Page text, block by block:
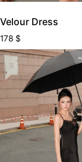
Velour Dress
178 $